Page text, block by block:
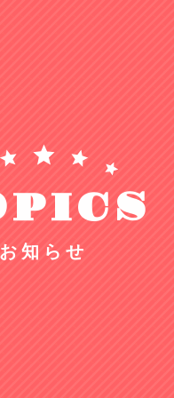
お知らせ